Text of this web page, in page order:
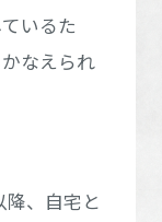
いるた
なえられ
、自宅と